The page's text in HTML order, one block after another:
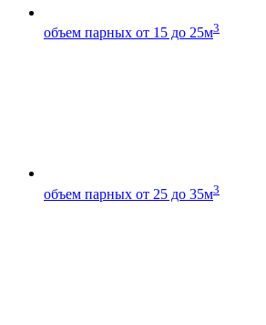
объем парных от 15 до 25м3
объем парных от 25 до 35м3